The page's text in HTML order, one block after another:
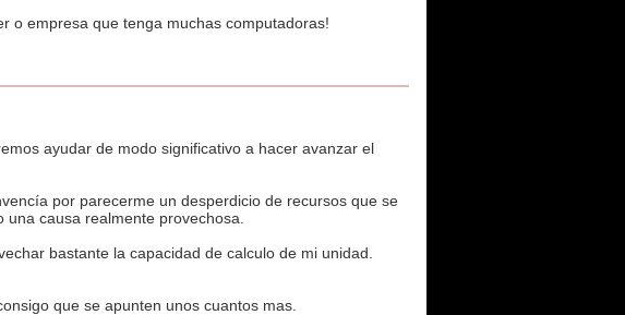
o empresa que tenga muchas computadoras!
ayudar de modo significativo a hacer avanzar el
por parecerme un desperdicio de recursos que se
causa realmente provechosa.
bastante la capacidad de calculo de mi unidad.
que se apunten unos cuantos mas.